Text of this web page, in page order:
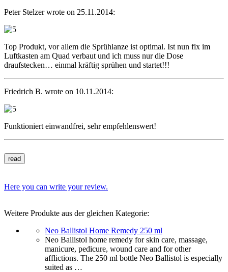
Peter Stelzer wrote on 25.11.2014:
Top Produkt, vor allem die Sprühlanze ist optimal. Ist nun fix im
Luftkasten am Quad verbaut und ich muss nur die Dose
draufstecken… einmal kräftig sprühen und startet!!!
Friedrich B. wrote on 10.11.2014:
Funktioniert einwandfrei, sehr empfehlenswert!
read
Here you can write your review.
Weitere Produkte aus der gleichen Kategorie:
Neo Ballistol Home Remedy 250 ml
Neo Ballistol home remedy for skin care, massage,
manicure, pedicure, wound care and for other
afflictions. The 250 ml bottle Neo Ballistol is especially
suited as …